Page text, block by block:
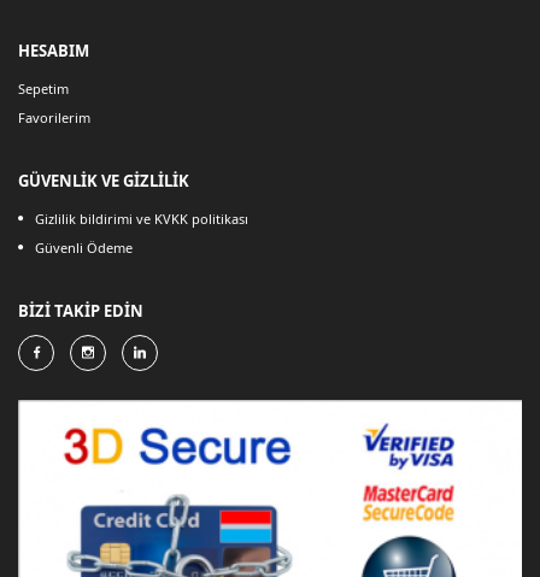
HESABIM
Sepetim
Favorilerim
GÜVENLİK VE GİZLİLİK
Gizlilik bildirimi ve KVKK politikası
Güvenli Ödeme
BİZİ TAKİP EDİN